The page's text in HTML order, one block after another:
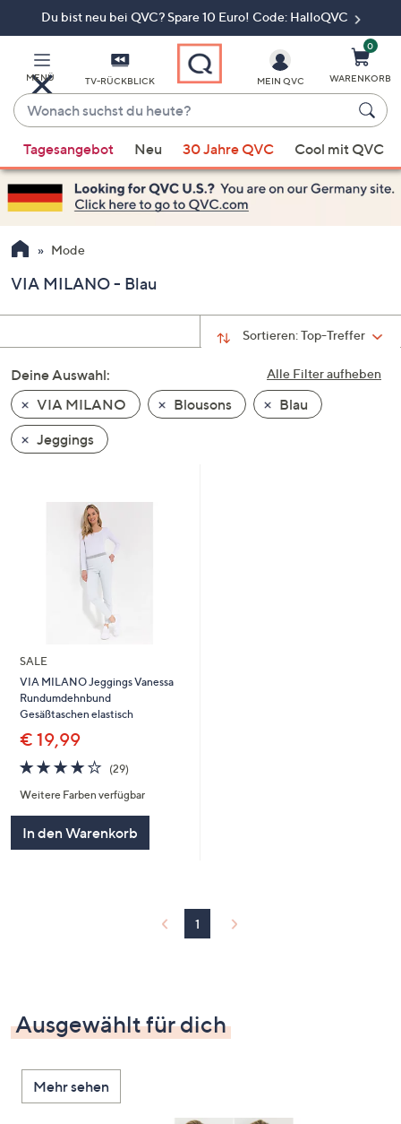
Du bist neu bei QVC? Spare 10 Euro! Code: HalloQVC
MENÜ TV-RÜCKBLICK
Wonach
suchst
du
heute?
Vorschläge
verfügbar
sind,
verwenden
Sie
Pfeiltasten
nach
und
nach
unten
oder
wischen
diese
anzuzeigen.
MEIN QVC
0
WARENKORB
Tagesangebot Neu 30 Jahre QVC Cool mit QVC
Mode
VIA MILANO - Blau
Sortieren:Top-Treffer
Alle Filter aufheben
Deine Auswahl:
VIA MILANO
Blousons
Blau
Jeggings
SALE
VIA MILANO Jeggings Vanessa
Rundumdehnbund
Gesäßtaschen elastisch
€ 19,99
4.1
von
5
(29)29
Weitere Farben verfügbar
In den Warenkorb
1
Ausgewählt für dich
Mehr sehen